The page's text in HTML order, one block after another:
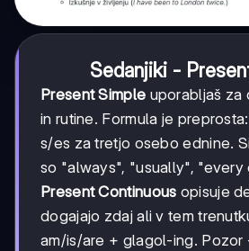
Sedanjiki -
Present Simple uporabljaš za
in rutine. Formula je
s/es za tretjo osebo ednine.
so "always", "usually", "every
Present Continuous opisuje
dogajajo zdaj ali v tem
am/is/are + glagol-ing. Pozor